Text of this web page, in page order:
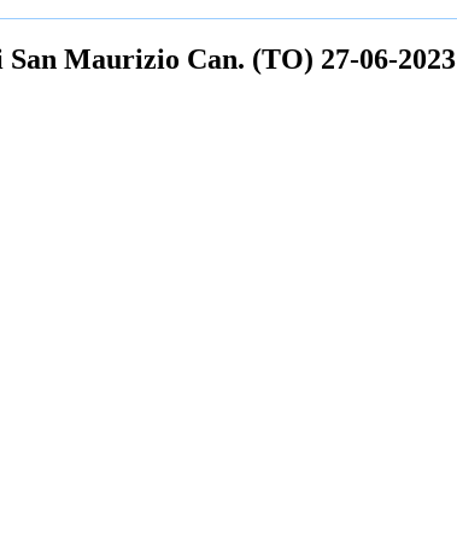
Maurizio Can. (TO) 27-06-2023